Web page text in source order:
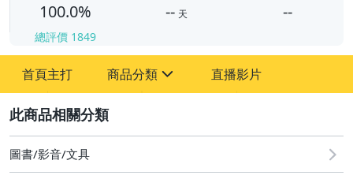
100.0%
總評價 1849
-- 天 --
首頁主打 商品分類
圖書/影音/文具
直播影片
圖書/影音/文具